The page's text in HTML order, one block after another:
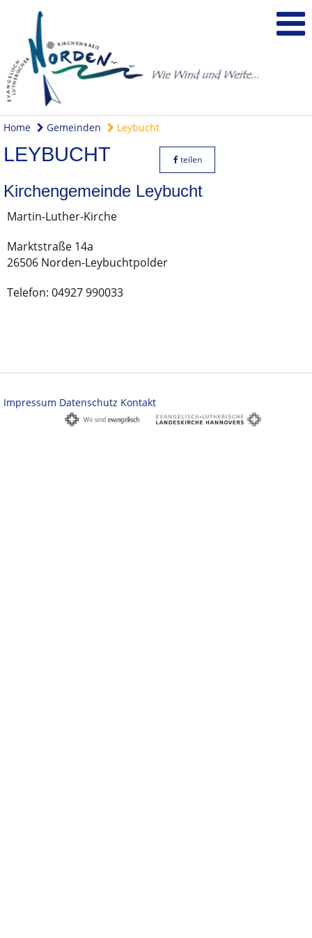
Home Gemeinden Leybucht
LEYBUCHT teilen
Kirchengemeinde Leybucht
Martin-Luther-Kirche
Marktstraße 14a
26506 Norden-Leybuchtpolder
Telefon: 04927 990033
Impressum Datenschutz Kontakt